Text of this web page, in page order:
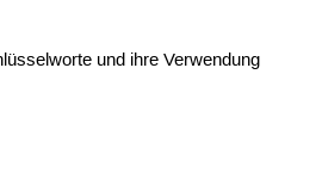
und ihre Verwendung